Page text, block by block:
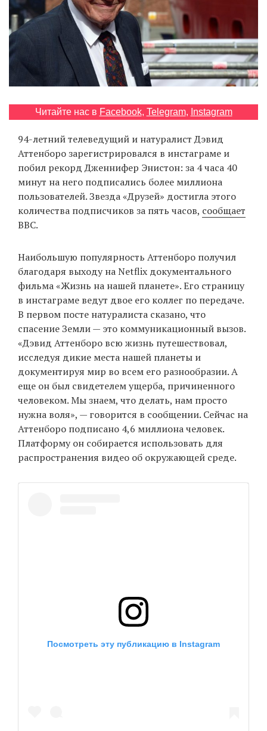
Читайте нас в Facebook, Telegram, Instagram
94-летний телеведущий и натуралист Дэвид
Аттенборо зарегистрировался в инстаграме и
побил рекорд Дженнифер Энистон: за 4 часа 40
минут на него подписались более миллиона
пользователей. Звезда «Друзей» достигла этого
количества подписчиков за пять часов, сообщает
BBC.
Наибольшую популярность Аттенборо получил
благодаря выходу на Netflix документального
фильма «Жизнь на нашей планете». Его страницу
в инстаграме ведут двое его коллег по передаче.
В первом посте натуралиста сказано, что
спасение Земли — это коммуникационный вызов.
«Дэвид Аттенборо всю жизнь путешествовал,
исследуя дикие места нашей планеты и
документируя мир во всем его разнообразии. А
еще он был свидетелем ущерба, причиненного
человеком. Мы знаем, что делать, нам просто
нужна воля», — говорится в сообщении. Сейчас на
Аттенборо подписано 4,6 миллиона человек.
Платформу он собирается использовать для
распространения видео об окружающей среде.
Посмотреть эту публикацию в Instagram